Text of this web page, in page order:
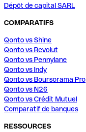
Dépôt de capital SARL
COMPARATIFS
Qonto vs Shine
Qonto vs Revolut
Qonto vs Pennylane
Qonto vs Indy
Qonto vs Boursorama Pro
Qonto vs N26
Qonto vs Crédit Mutuel
Comparatif de banques
RESSOURCES